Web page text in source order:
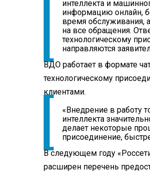
интеллекта и
информацию онлайн,
время обслуживания,
на все обращения.
технологическому
направляются
ВДО работает в формате
технологическому
клиентами.
«Внедрение в работу
интеллекта
делает некоторые
присоединение,
В следующем году
расширен перечень